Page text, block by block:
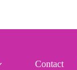
Contact